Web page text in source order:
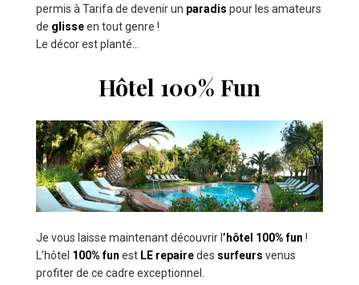
permis à Tarifa de devenir un paradis pour les amateurs
de glisseen tout genre !
Le décor est planté…
Hôtel 100% Fun
Je vous laisse maintenant découvrir l’hôtel 100% fun !
L’hôtel 100% fun est LE repairedes surfeurs venus
profiter de ce cadre exceptionnel.